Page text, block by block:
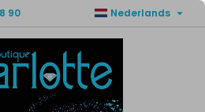
90 Nederlands 
×
×
×
producten in uw verlanglijst